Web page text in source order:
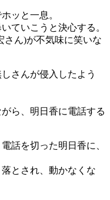
ッと一息。
ていこうと決心する。
さん)が不気味に笑いな
さんが侵入したよう
ら、明日香に電話する
話を切った明日香に、
とされ、動かなくな